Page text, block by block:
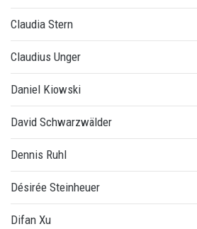
Claudia Stern
Claudius Unger
Daniel Kiowski
David Schwarzwälder
Dennis Ruhl
Désirée Steinheuer
Difan Xu